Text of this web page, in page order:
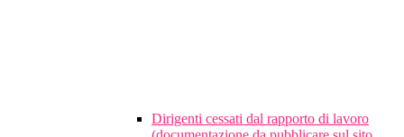
Dirigenti cessati dal rapporto di lavoro